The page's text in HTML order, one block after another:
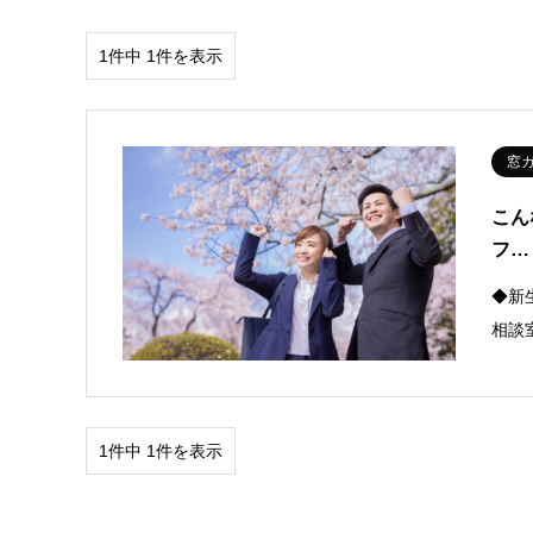
1件中 1件を表示
窓
こ
フ…
◆新
相談
1件中 1件を表示